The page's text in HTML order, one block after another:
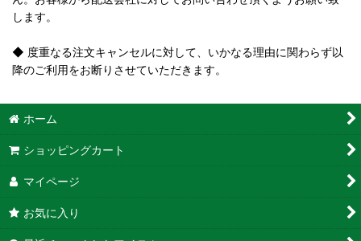
します。
◆ 度重なる注文キャンセルに対して、いかなる理由に関わらず以
降のご利用をお断りさせていただきます。
ホーム
ショッピングカート
マイページ
お気に入り